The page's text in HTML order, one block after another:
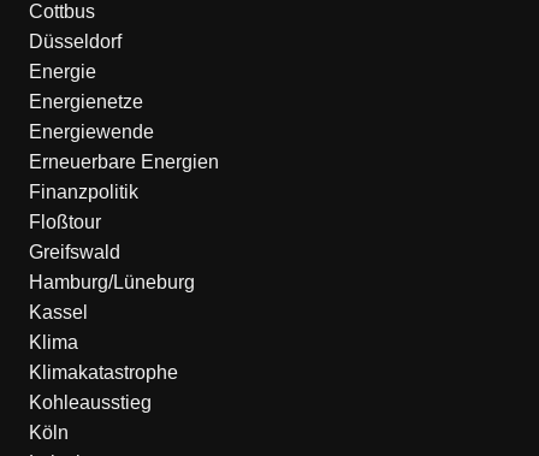
Cottbus
Düsseldorf
Energie
Energienetze
Energiewende
Erneuerbare Energien
Finanzpolitik
Floßtour
Greifswald
Hamburg/Lüneburg
Kassel
Klima
Klimakatastrophe
Kohleausstieg
Köln